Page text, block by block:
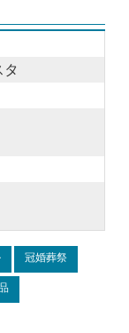
冠婚葬祭